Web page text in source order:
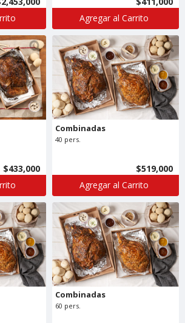
Agregar al Carrito
$433,000
Combinadas
40 pers.
$519,000
Agregar al Carrito
Combinadas
60 pers.